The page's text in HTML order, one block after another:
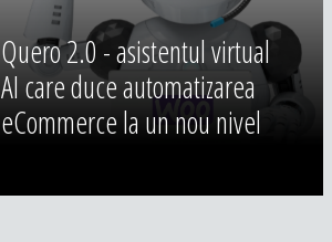
Quero 2.0 - asistentul virtual
AI care duce automatizarea
eCommerce la un nou nivel